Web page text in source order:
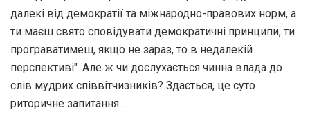
далекі від демократії та міжнародно-правових норм, а
ти маєш свято сповідувати демократичні принципи, ти
програватимеш, якщо не зараз, то в недалекій
перспективі". Але ж чи дослухається чинна влада до
слів мудрих співвітчизників? Здається, це суто
риторичне запитання…